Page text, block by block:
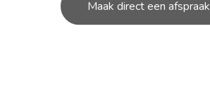
Maak direct een afspraak